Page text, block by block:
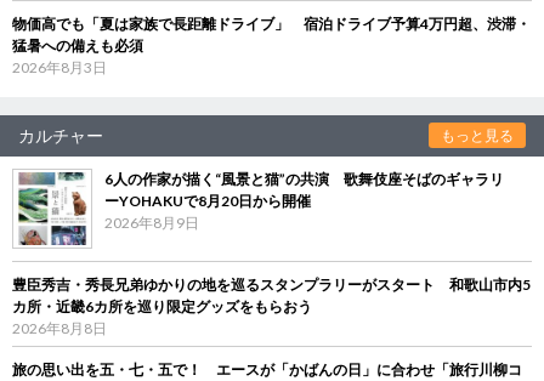
物価高でも「夏は家族で長距離ドライブ」 宿泊ドライブ予算4万円超、渋滞・
猛暑への備えも必須
2026年8月3日
カルチャー もっと見る
6人の作家が描く“風景と猫”の共演 歌舞伎座そばのギャラリ
ーYOHAKUで8月20日から開催
2026年8月9日
豊臣秀吉・秀長兄弟ゆかりの地を巡るスタンプラリーがスタート 和歌山市内5
カ所・近畿6カ所を巡り限定グッズをもらおう
2026年8月8日
旅の思い出を五・七・五で！ エースが「かばんの日」に合わせ「旅行川柳コ